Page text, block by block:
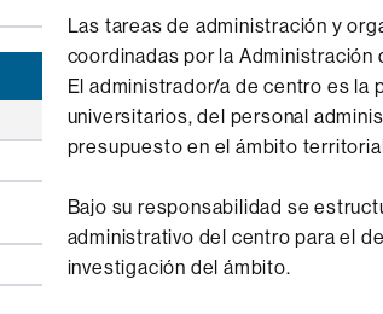
Las tareas de administración y
coordinadas por la Administración
El administrador/a de centro es la
universitarios, del personal
presupuesto en el ámbito
Bajo su responsabilidad se
administrativo del centro para el
investigación del ámbito.